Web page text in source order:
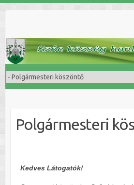
Polgármesteri
Kedves Látogatók!